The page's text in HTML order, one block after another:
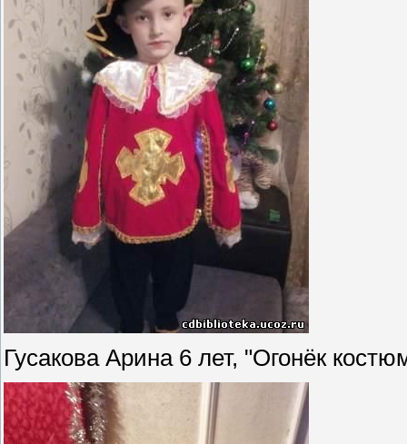
Гусакова Арина 6 лет, "Огонёк